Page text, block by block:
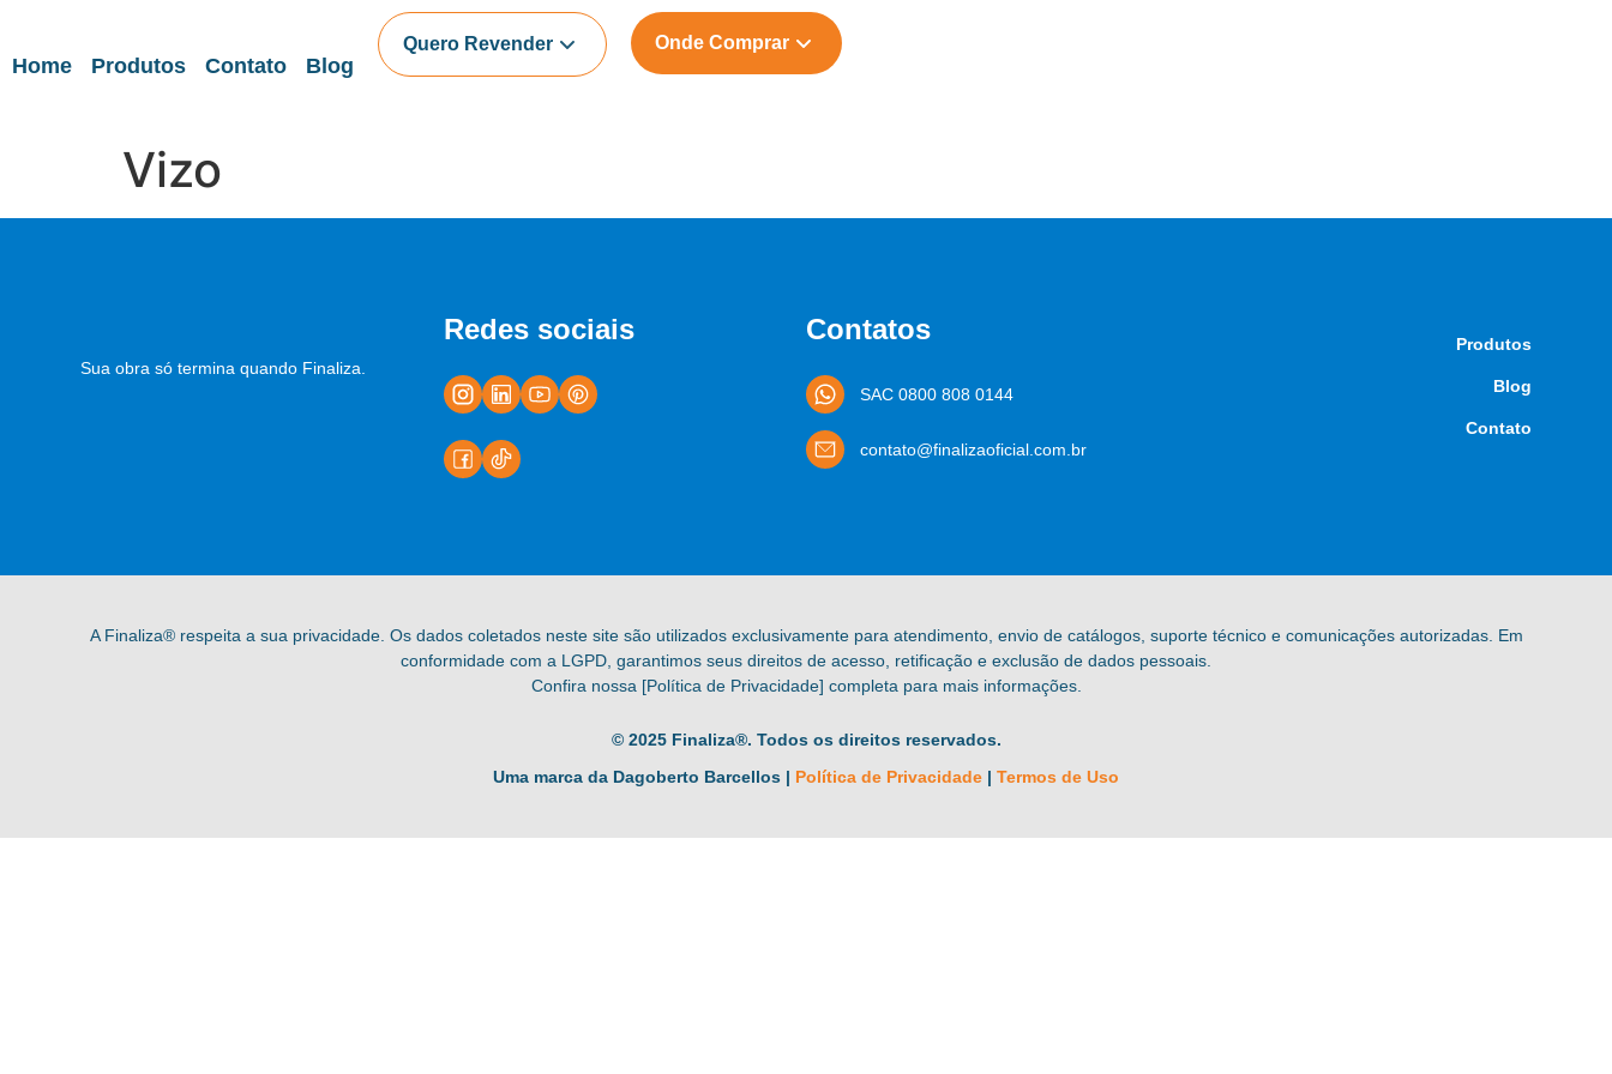
Home Produtos Contato Blog
Quero Revender Onde Comprar
Vizo
Sua obra só termina quando Finaliza.
Redes sociais Contatos
SAC 0800 808 0144
contato@finalizaoficial.com.br
Produtos
Blog
Contato
A Finaliza® respeita a sua privacidade. Os dados coletados neste site são utilizados exclusivamente para atendimento, envio de catálogos, suporte técnico e comunicações autorizadas. Em
conformidade com a LGPD, garantimos seus direitos de acesso, retificação e exclusão de dados pessoais.
Confira nossa [Política de Privacidade] completa para mais informações.
© 2025 Finaliza®. Todos os direitos reservados.
Uma marca da Dagoberto Barcellos | Política de Privacidade | Termos de Uso